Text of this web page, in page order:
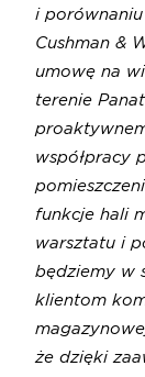
i
Cushman &
umowę na
terenie
współpracy
funkcje hali
warsztatu i
będziemy w
klientom
że dzięki